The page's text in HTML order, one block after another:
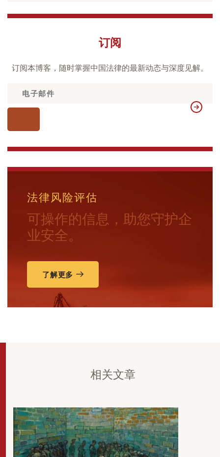
订阅
订阅本博客，随时掌握中国法律的最新动态与深度见解。
法律风险评估
可操作的信息，助您守护企
业安全。
了解更多
相关文章